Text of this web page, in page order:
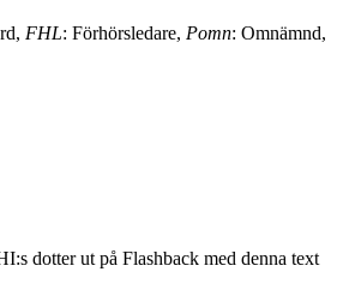
FHL: Förhörsledare, Pomn: Omnämnd,
dotter ut på Flashback med denna text